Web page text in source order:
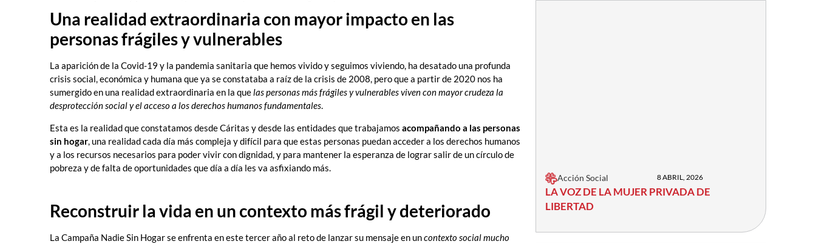
Una realidad extraordinaria con mayor impacto en las
personas frágiles y vulnerables
La aparición de la Covid-19 y la pandemia sanitaria que hemos vivido y seguimos viviendo, ha desatado una profunda
crisis social, económica y humana que ya se constataba a raíz de la crisis de 2008, pero que a partir de 2020 nos ha
sumergido en una realidad extraordinaria en la quelas personas más frágiles y vulnerables viven con mayor crudeza la
desprotección social y el acceso a los derechos humanos fundamentales.
Esta es la realidad que constatamos desde Cáritas y desde las entidades que trabajamos acompañando a las personas
sin hogar, una realidad cada día más compleja y difícil para que estas personas puedan acceder a los derechos humanos
y a los recursos necesarios para poder vivir con dignidad, y para mantener la esperanza de lograr salir de un círculo de
pobreza y de falta de oportunidades que día a día les va asfixiando más.
Reconstruir la vida en un contexto más frágil y deteriorado
La Campaña Nadie Sin Hogar se enfrenta en este tercer año al reto de lanzar su mensaje en uncontexto social mucho
Acción Social 8 ABRIL, 2026
LA VOZ DE LA MUJER PRIVADA DE
LIBERTAD